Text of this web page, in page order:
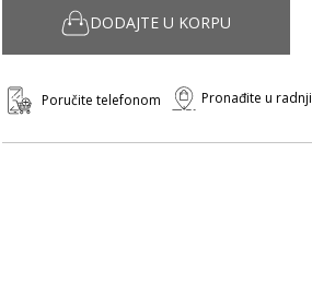
DODAJTE U KORPU
Poručite telefonom Pronađite u radnji